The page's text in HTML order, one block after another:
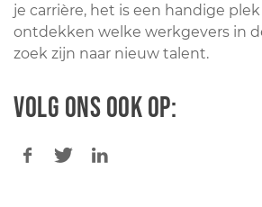
je carrière, het is een handige
ontdekken welke werkgevers in
zoek zijn naar nieuw talent.
Volg ons ook op: